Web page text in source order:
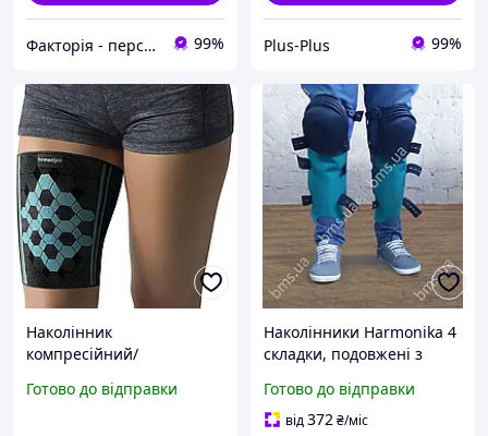
Факторія - персональна техніка 99% Plus-Plus 99%
Наколінник
компресійний/
ніг Bonmedico Maro
Готово до відправки
Наколінники Harmonika 4
складки, подовжені з
стяжечників, плиточників
Готово до відправки
від372₴/міс